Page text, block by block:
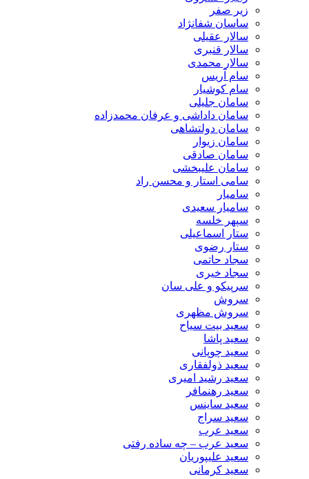
زیر صفر
ساسان شفانژاد
سالار عقیلی
سالار قنبری
سالار محمدی
سام آریس
سام کوشیار
سامان جلیلی
سامان داداشی و عرفان محمدزاده
سامان دولتشاهی
سامان زیوار
سامان صادقی
سامان علیبخشی
سامی استار و محسن راد
سامیار
سامیار سعیدی
سپهر خلسه
ستار اسماعیلی
ستار رضوی
سجاد حاتمی
سجاد خیری
سرپیکو و علی سان
سروش
سروش مظهری
سعید بیت سیاح
سعید پاشا
سعید چوپانی
سعید ذولفقاری
سعید رشید امیری
سعید رهنمافر
سعید ساینس
سعید سراج
سعید عرب
سعید عرب – چه ساده رفتی
سعید علیپوریان
سعید کرمانی